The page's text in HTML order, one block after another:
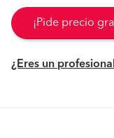
¡Pide precio
¿Eres un